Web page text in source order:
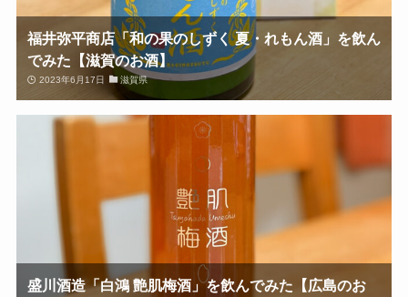
福井弥平商店「和の果のしずく 夏・れもん酒」を飲ん
でみた【滋賀のお酒】
2023年6月17日 滋賀県
盛川酒造「白鴻 艶肌梅酒」を飲んでみた【広島のお